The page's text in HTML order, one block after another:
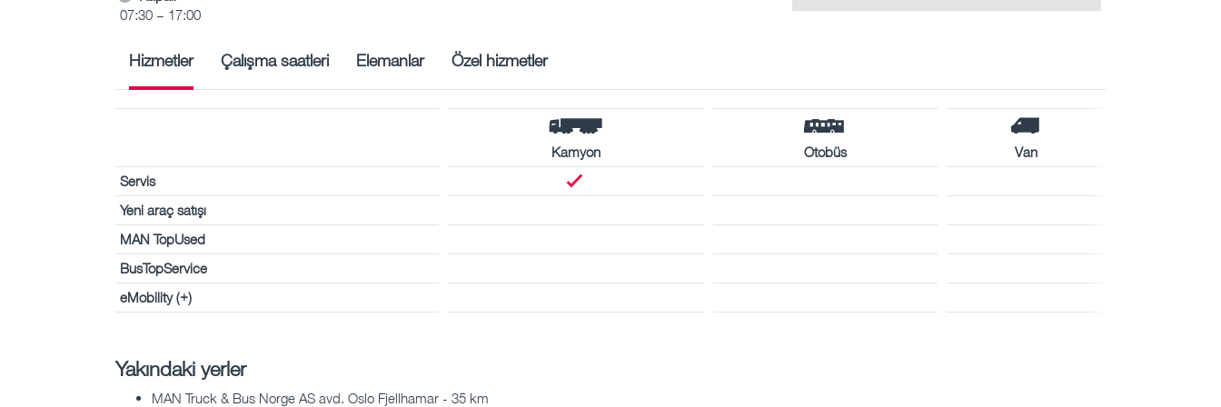
07:30 – 17:00
Hizmetler Çalışma saatleri Elemanlar Özel hizmetler
Kamyon Otobüs
Van
Servis
Yeni araç satışı
MAN TopUsed
BusTopService
eMobility (+)
Yakındaki yerler
MAN Truck & Bus Norge AS avd. Oslo Fjellhamar - 35 km